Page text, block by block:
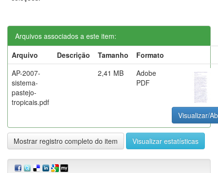
Arquivos associados a este item:
Arquivo
Descrição Tamanho
Formato
AP-2007-
sistema-
pastejo-
tropicais.pdf
2,41 MB
Adobe
PDF
Visualizar/
Mostrar registro completo do item Visualizar estatísticas